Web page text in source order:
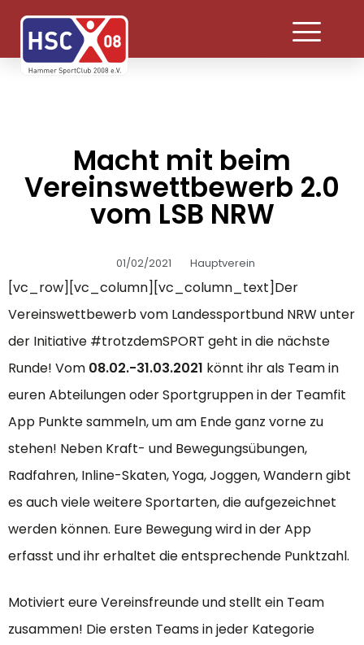
Macht mit beim
Vereinswettbewerb 2.0
vom LSB NRW
01/02/2021 Hauptverein
[vc_row][vc_column][vc_column_text]Der
Vereinswettbewerb vom Landessportbund NRW unter
der Initiative #trotzdemSPORT geht in die nächste
Runde! Vom 08.02.-31.03.2021 könnt ihr als Team in
euren Abteilungen oder Sportgruppen in der Teamfit
App Punkte sammeln, um am Ende ganz vorne zu
stehen! Neben Kraft- und Bewegungsübungen,
Radfahren, Inline-Skaten, Yoga, Joggen, Wandern gibt
es auch viele weitere Sportarten, die aufgezeichnet
werden können. Eure Bewegung wird in der App
erfasst und ihr erhaltet die entsprechende Punktzahl.
Motiviert eure Vereinsfreunde und stellt ein Team
zusammen! Die ersten Teams in jeder Kategorie